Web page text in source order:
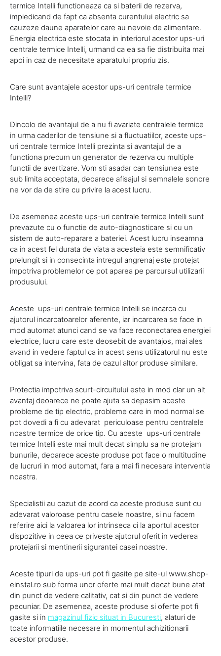
termice Intelli functioneaza ca si baterii de rezerva,
impiedicand de fapt ca absenta curentului electric sa
cauzeze daune aparatelor care au nevoie de alimentare.
Energia electrica este stocata in interiorul acestor ups-uri
centrale termice Intelli, urmand ca ea sa fie distribuita mai
apoi in caz de necesitate aparatului propriu zis.
Care sunt avantajele acestor ups-uri centrale termice
Intelli?
Dincolo de avantajul de a nu fi avariate centralele termice
in urma caderilor de tensiune si a fluctuatiilor, aceste ups-
uri centrale termice Intelli prezinta si avantajul de a
functiona precum un generator de rezerva cu multiple
functii de avertizare. Vom sti asadar can tensiunea este
sub limita acceptata, deoarece afisajul si semnalele sonore
ne vor da de stire cu privire la acest lucru.
De asemenea aceste ups-uri centrale termice Intelli sunt
prevazute cu o functie de auto-diagnosticare si cu un
sistem de auto-reparare a bateriei. Acest lucru inseamna
ca in acest fel durata de viata a acesteia este semnificativ
prelungit si in consecinta intregul angrenaj este protejat
impotriva problemelor ce pot aparea pe parcursul utilizarii
produsului.
Aceste ups-uri centrale termice Intelli se incarca cu
ajutorul incarcatoarelor aferente, iar incarcarea se face in
mod automat atunci cand se va face reconectarea energiei
electrice, lucru care este deosebit de avantajos, mai ales
avand in vedere faptul ca in acest sens utilizatorul nu este
obligat sa intervina, fata de cazul altor produse similare.
Protectia impotriva scurt-circuitului este in mod clar un alt
avantaj deoarece ne poate ajuta sa depasim aceste
probleme de tip electric, probleme care in mod normal se
pot dovedi a fi cu adevarat periculoase pentru centralele
noastre termice de orice tip. Cu aceste ups-uri centrale
termice Intelli este mai mult decat simplu sa ne protejam
bunurile, deoarece aceste produse pot face o multitudine
de lucruri in mod automat, fara a mai fi necesara interventia
noastra.
Specialistii au cazut de acord ca aceste produse sunt cu
adevarat valoroase pentru casele noastre, si nu facem
referire aici la valoarea lor intrinseca ci la aportul acestor
dispozitive in ceea ce priveste ajutorul oferit in vederea
protejarii si mentinerii sigurantei casei noastre.
Aceste tipuri de ups-uri pot fi gasite pe site-ul www.shop-
einstal.ro sub forma unor oferte mai mult decat bune atat
din punct de vedere calitativ, cat si din punct de vedere
pecuniar. De asemenea, aceste produse si oferte pot fi
gasite si in magazinul fizic situat in Bucuresti, alaturi de
toate informatiile necesare in momentul achizitionarii
acestor produse.